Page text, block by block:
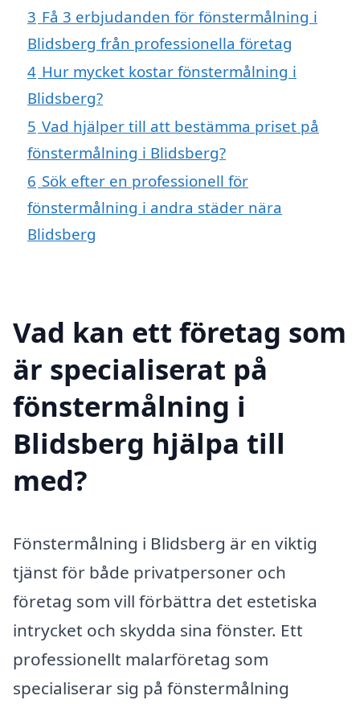
3 Få 3 erbjudanden för fönstermålning i
Blidsberg från professionella företag
4 Hur mycket kostar fönstermålning i
Blidsberg?
5 Vad hjälper till att bestämma priset på
fönstermålning i Blidsberg?
6 Sök efter en professionell för
fönstermålning i andra städer nära
Blidsberg
Vad kan ett företag som
är specialiserat på
fönstermålning i
Blidsberg hjälpa till
med?
Fönstermålning i Blidsberg är en viktig
tjänst för både privatpersoner och
företag som vill förbättra det estetiska
intrycket och skydda sina fönster. Ett
professionellt malarföretag som
specialiserar sig på fönstermålning